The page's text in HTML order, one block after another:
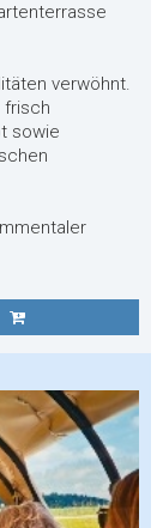
verwöhnt.
frisch
sowie